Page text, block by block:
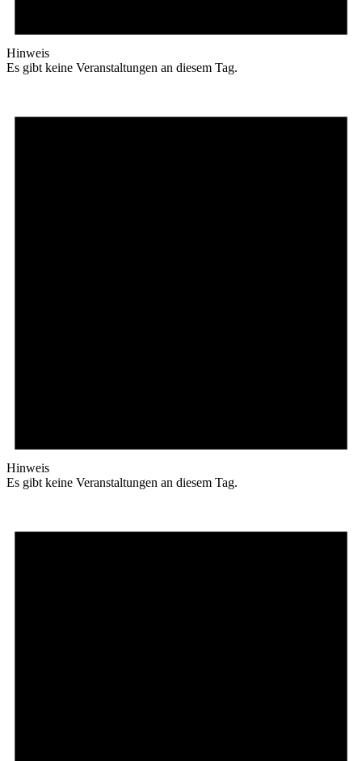
Hinweis
Es gibt keine Veranstaltungen an diesem Tag.
Hinweis
Es gibt keine Veranstaltungen an diesem Tag.